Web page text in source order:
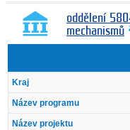
oddělení
mechanismů
Kraj
Název programu
Název projektu